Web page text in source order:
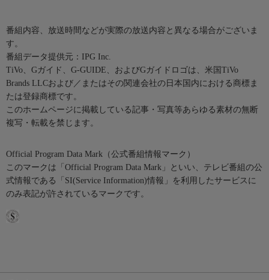
番組内容、放送時間などが実際の放送内容と異なる場合がございま
す。
番組データ提供元：IPG Inc.
TiVo、Gガイド、G-GUIDE、およびGガイドロゴは、米国TiVo
Brands LLCおよび／またはその関連会社の日本国内における商標ま
たは登録商標です。
このホームページに掲載している記事・写真等あらゆる素材の無断
複写・転載を禁じます。
Official Program Data Mark（公式番組情報マーク）
このマークは「Official Program Data Mark」といい、テレビ番組の公
式情報である「SI(Service Information)情報」を利用したサービスに
のみ表記が許されているマークです。